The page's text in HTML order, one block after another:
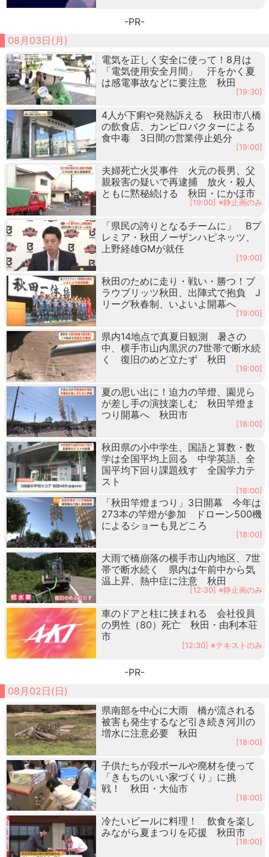
-PR-
08月03日(月)
電気を正しく安全に使って！8月は
「電気使用安全月間」 汗をかく夏
は感電事故などに要注意 秋田
[19:30]
4人が下痢や発熱訴える 秋田市八橋
の飲食店、カンピロバクターによる
食中毒 3日間の営業停止処分
[19:00]
夫婦死亡火災事件 火元の長男、父
親殺害の疑いで再逮捕 放火・殺人
ともに黙秘続ける 秋田・にかほ市
[19:00] ※静止画のみ
「県民の誇りとなるチームに」 Bプ
レミア・秋田ノーザンハピネッツ、
上野経雄GMが就任
[19:00]
秋田のために走り・戦い・勝つ！ブ
ラウブリッツ秋田、出陣式で抱負 J
リーグ秋春制、いよいよ開幕へ
[19:00]
県内14地点で真夏日観測 暑さの
中、横手市山内黒沢の7世帯で断水続
く 復旧のめど立たず 秋田
[19:00]
夏の思い出に！迫力の竿燈、園児ら
が差し手の演技楽しむ 秋田竿燈ま
つり開幕へ 秋田市
[18:00]
秋田県の小中学生、国語と算数・数
学は全国平均上回る 中学英語、全
国平均下回り課題残す 全国学力テ
スト
[18:00]
「秋田竿燈まつり」3日開幕 今年は
273本の竿燈が参加 ドローン500機
によるショーも見どころ
[18:00]
大雨で橋崩落の横手市山内地区、7世
帯で断水続く 県内は午前中から気
温上昇、熱中症に注意 秋田
[12:30] ※静止画のみ
車のドアと柱に挟まれる 会社役員
の男性（80）死亡 秋田・由利本荘
市
[12:30] ※テキストのみ
-PR-
08月02日(日)
県南部を中心に大雨 橋が流される
被害も発生するなど引き続き河川の
増水に注意必要 秋田
[18:00]
子供たちが段ボールや廃材を使って
「きもちのいい家づくり」に挑
戦！ 秋田・大仙市
[18:00]
冷たいビールに料理！ 飲食を楽し
みながら夏まつりを応援 秋田市
[18:00]